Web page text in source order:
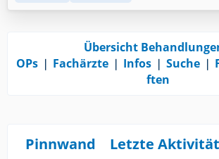
Übersicht
OPs ❘ Fachärzte ❘ Infos ❘ Suche ❘
ften
Pinnwand Letzte